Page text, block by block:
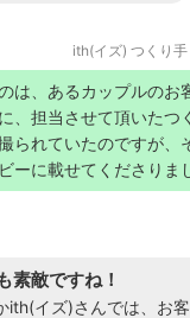
ith(イズ) つくり
は、あるカップルのお
、担当させて頂いたつ
られていたのですが、
ーに載せてくださりま
素敵ですね！
ith(イズ)さんでは、お